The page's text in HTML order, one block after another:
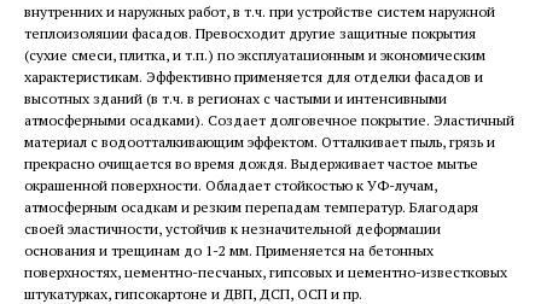
внутренних и наружных работ, в т.ч. при устройстве систем наружной
теплоизоляции фасадов. Превосходит другие защитные покрытия
(сухие смеси, плитка, и т.п.) по эксплуатационным и экономическим
характеристикам. Эффективно применяется для отделки фасадов и
высотных зданий (в т.ч. в регионах с частыми и интенсивными
атмосферными осадками). Создает долговечное покрытие. Эластичный
материал с водоотталкивающим эффектом. Отталкивает пыль, грязь и
прекрасно очищается во время дождя. Выдерживает частое мытье
окрашенной поверхности. Обладает стойкостью к УФ-лучам,
атмосферным осадкам и резким перепадам температур. Благодаря
своей эластичности, устойчив к незначительной деформации
основания и трещинам до 1-2 мм. Применяется на бетонных
поверхностях, цементно-песчаных, гипсовых и цементно-известковых
штукатурках, гипсокартоне и ДВП, ДСП, ОСП и пр.